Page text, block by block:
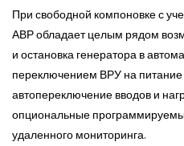
При свободной компоновке с
АВР обладает целым рядом
и остановка генератора в
переключением ВРУ на питание
автопереключение вводов и
опциональные
удаленного мониторинга.